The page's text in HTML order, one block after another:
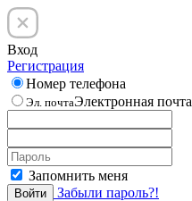
Вход
Регистрация
Номер телефона
Эл. почтаЭлектронная почта
Запомнить меня
Войти Забыли пароль?!